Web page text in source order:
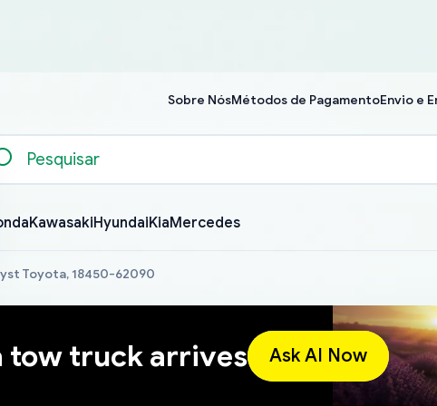
Sobre NósMétodos de PagamentoEnvio e
KawasakiHyundaiKiaMercedes
Toyota, 18450-62090
tow truck arrives Ask AI Now